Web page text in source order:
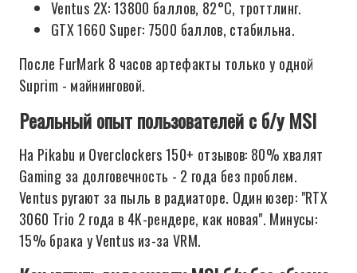
Ventus 2X: 13800 баллов, 82°C, троттлинг.
GTX 1660 Super: 7500 баллов, стабильна.
После FurMark 8 часов артефакты только у одной
Suprim - майнинговой.
Реальный опыт пользователей с б/у MSI
На Pikabu и Overclockers 150+ отзывов: 80% хвалят
Gaming за долговечность - 2 года без проблем.
Ventus ругают за пыль в радиаторе. Один юзер: "RTX
3060 Trio 2 года в 4K-рендере, как новая". Минусы:
15% брака у Ventus из-за VRM.